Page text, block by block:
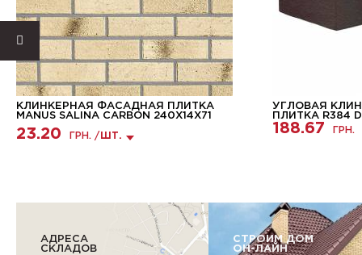
КЛИНКЕРНАЯ ФАСАДНАЯ ПЛИТКА
MANUS SALINA CARBON 240Х14Х71
23.20 ГРН. / ШТ.
УГЛОВАЯ
ПЛИТКА R384
188.67 ГРН.
АДРЕСА
СКЛАДОВ
СТРОИМ ДОМ
ОН-ЛАЙН